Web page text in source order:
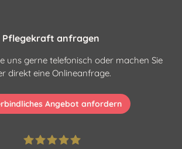
Pflegekraft anfragen
uns gerne telefonisch oder machen Sie
direkt eine Onlineanfrage.
Angebot anfordern